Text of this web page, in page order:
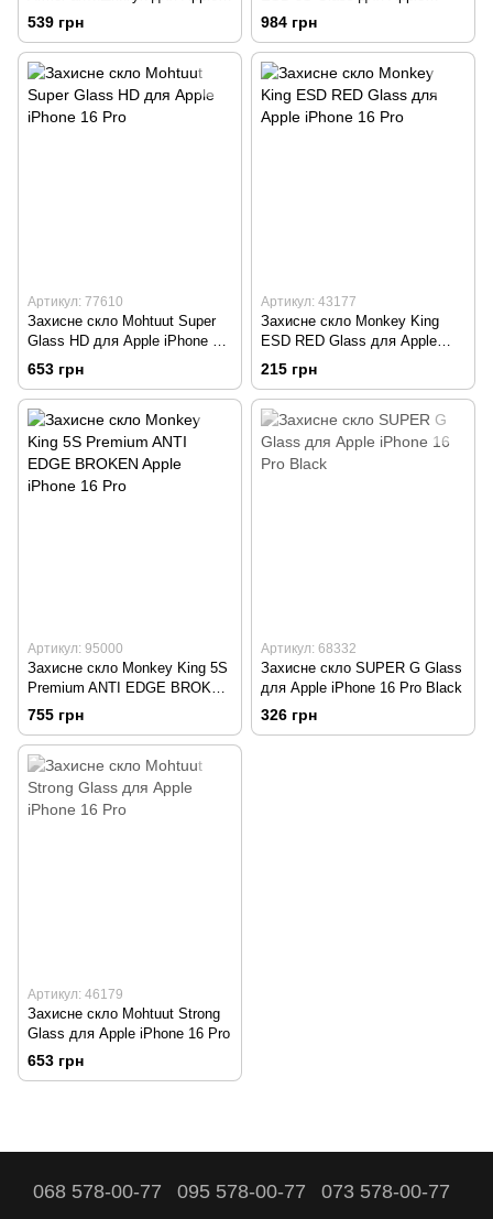
iPhone 16 Pro Black
539 грн
iPhone 16 Pro
984 грн
Артикул: 77610
Захисне скло Mohtuut Super
Glass HD для Apple iPhone 16
Pro
653 грн
Артикул: 43177
Захисне скло Monkey King
ESD RED Glass для Apple
iPhone 16 Pro
215 грн
Артикул: 95000
Захисне скло Monkey King 5S
Premium ANTI EDGE BROKEN
Apple iPhone 16 Pro
755 грн
Артикул: 68332
Захисне скло SUPER G Glass
для Apple iPhone 16 Pro Black
326 грн
Артикул: 46179
Захисне скло Mohtuut Strong
Glass для Apple iPhone 16 Pro
653 грн
068 578-00-77 095 578-00-77 073 578-00-77